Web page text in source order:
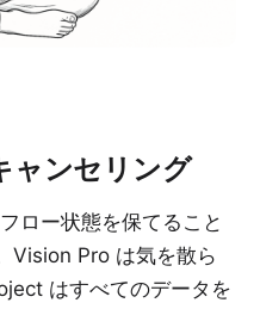
ャンセリング
ロー状態を保てること
Vision Pro は気を散ら
はすべてのデータを